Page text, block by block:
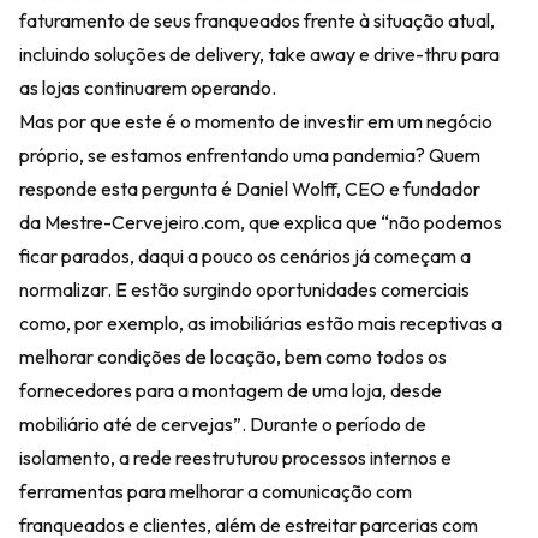
faturamento de seus franqueados frente à situação atual,
incluindo soluções de delivery, take away e drive-thru para
as lojas continuarem operando.
Mas por que este é o momento de investir em um negócio
próprio, se estamos enfrentando uma pandemia? Quem
responde esta pergunta é Daniel Wolff, CEO e fundador
da Mestre-Cervejeiro.com, que explica que “não podemos
ficar parados, daqui a pouco os cenários já começam a
normalizar. E estão surgindo oportunidades comerciais
como, por exemplo, as imobiliárias estão mais receptivas a
melhorar condições de locação, bem como todos os
fornecedores para a montagem de uma loja, desde
mobiliário até de cervejas”. Durante o período de
isolamento, a rede reestruturou processos internos e
ferramentas para melhorar a comunicação com
franqueados e clientes, além de estreitar parcerias com